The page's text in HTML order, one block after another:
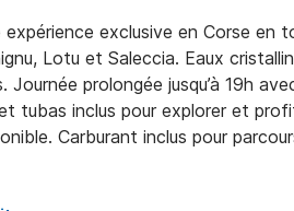
expérience exclusive en Corse en
Lotu et Saleccia. Eaux
Journée prolongée jusqu’à 19h
tubas inclus pour explorer et
Carburant inclus pour